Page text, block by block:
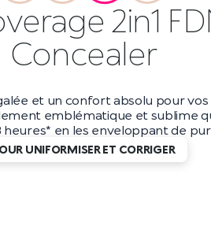
2in1
Concealer
et un confort absolu pour vos
emblématique et sublime
heures* en les enveloppant de
UNIFORMISER ET CORRIGER